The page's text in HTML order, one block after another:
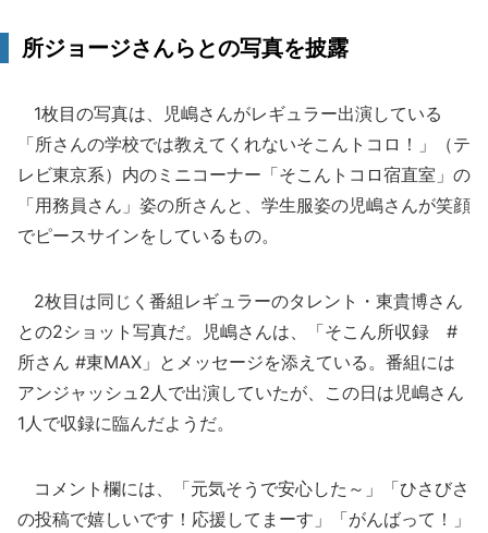
所ジョージさんらとの写真を披露
1枚目の写真は、児嶋さんがレギュラー出演している
「所さんの学校では教えてくれないそこんトコロ！」（テ
レビ東京系）内のミニコーナー「そこんトコロ宿直室」の
「用務員さん」姿の所さんと、学生服姿の児嶋さんが笑顔
でピースサインをしているもの。
2枚目は同じく番組レギュラーのタレント・東貴博さん
との2ショット写真だ。児嶋さんは、「そこん所収録 #
所さん #東MAX」とメッセージを添えている。番組には
アンジャッシュ2人で出演していたが、この日は児嶋さん
1人で収録に臨んだようだ。
コメント欄には、「元気そうで安心した～」「ひさびさ
の投稿で嬉しいです！応援してまーす」「がんばって！」